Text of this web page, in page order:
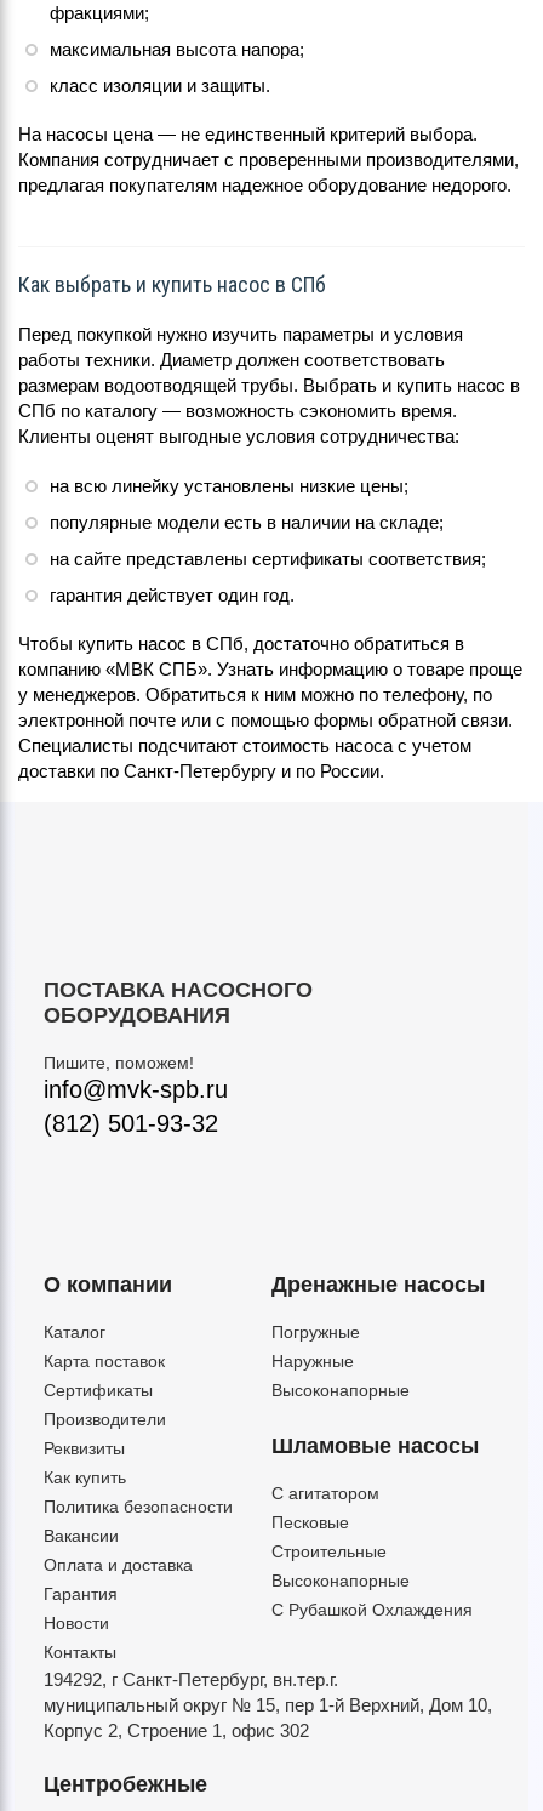
фракциями;
максимальная высота напора;
класс изоляции и защиты.
На насосы цена — не единственный критерий выбора.
Компания сотрудничает с проверенными производителями,
предлагая покупателям надежное оборудование недорого.
Как выбрать и купить насос в СПб
Перед покупкой нужно изучить параметры и условия
работы техники. Диаметр должен соответствовать
размерам водоотводящей трубы. Выбрать и купить насос в
СПб по каталогу — возможность сэкономить время.
Клиенты оценят выгодные условия сотрудничества:
на всю линейку установлены низкие цены;
популярные модели есть в наличии на складе;
на сайте представлены сертификаты соответствия;
гарантия действует один год.
Чтобы купить насос в СПб, достаточно обратиться в
компанию «МВК СПБ». Узнать информацию о товаре проще
у менеджеров. Обратиться к ним можно по телефону, по
электронной почте или с помощью формы обратной связи.
Специалисты подсчитают стоимость насоса с учетом
доставки по Санкт-Петербургу и по России.
ПОСТАВКА НАСОСНОГО
ОБОРУДОВАНИЯ
Пишите, поможем!
info@mvk-spb.ru
(812) 501-93-32
О компании
Каталог
Карта поставок
Сертификаты
Производители
Реквизиты
Как купить
Политика безопасности
Вакансии
Оплата и доставка
Гарантия
Новости
Контакты
Дренажные насосы
Погружные
Наружные
Высоконапорные
Шламовые насосы
C агитатором
Песковые
Строительные
Высоконапорные
С Рубашкой Охлаждения
194292, г Санкт-Петербург, вн.тер.г.
муниципальный округ № 15, пер 1-й Верхний, Дом 10,
Корпус 2, Строение 1, офис 302
Центробежные